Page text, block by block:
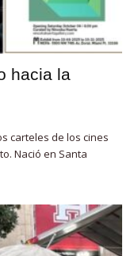
hacia la
carteles de los cines
Nació en Santa